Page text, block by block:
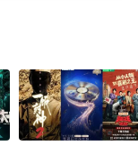
法双认证从此
/海牙认证全科普